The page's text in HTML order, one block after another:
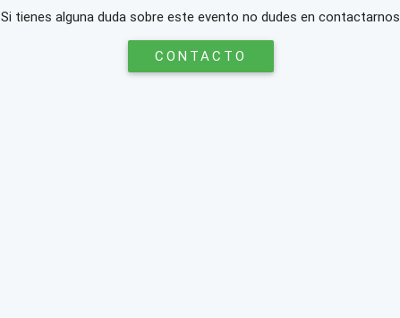
Si tienes alguna duda sobre este evento no dudes en contactarnos
CONTACTO